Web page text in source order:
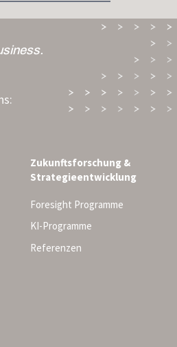
Zukunftsforschung &
Strategieentwicklung
Foresight Programme
KI-Programme
Referenzen